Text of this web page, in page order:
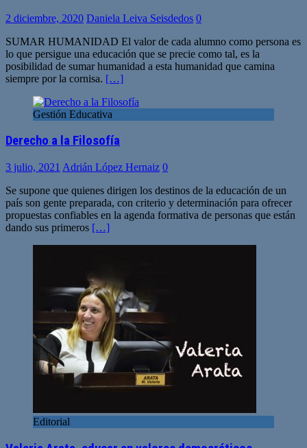
2 diciembre, 2020 Daniela Leiva Seisdedos 0
SUMAR HUMANIDAD El valor de cada alumno como persona es
lo que persigue una educación que se precie como tal, es la
posibilidad de sumar humanidad a esta humanidad que camina
siempre por la cornisa. […]
Gestión Educativa
Derecho a la Filosofía
3 julio, 2021 Adrián López Hernaiz 0
Se supone que quienes dirigen los destinos de la educación de un
país son gente preparada, con criterio y determinación para ofrecer
propuestas confiables en la agenda formativa de personas que están
dando sus primeros […]
Editorial